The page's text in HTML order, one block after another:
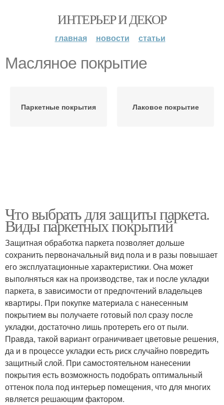
ИНТЕРЬЕР И ДЕКОР
главная новости статьи
Масляное покрытие
Паркетные покрытия Лаковое покрытие
Что выбрать для защиты паркета.
Виды паркетных покрытий
Защитная обработка паркета позволяет дольше
сохранить первоначальный вид пола и в разы повышает
его эксплуатационные характеристики. Она может
выполняться как на производстве, так и после укладки
паркета, в зависимости от предпочтений владельцев
квартиры. При покупке материала с нанесенным
покрытием вы получаете готовый пол сразу после
укладки, достаточно лишь протереть его от пыли.
Правда, такой вариант ограничивает цветовые решения,
да и в процессе укладки есть риск случайно повредить
защитный слой. При самостоятельном нанесении
покрытия есть возможность подобрать оптимальный
оттенок пола под интерьер помещения, что для многих
является решающим фактором.